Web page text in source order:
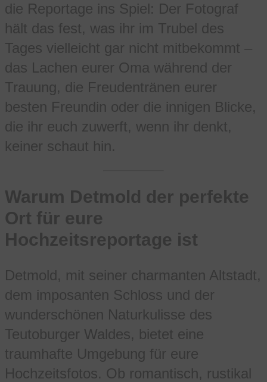
die Reportage ins Spiel: Der Fotograf
hält das fest, was ihr im Trubel des
Tages vielleicht gar nicht mitbekommt –
das Lachen eurer Oma während der
Trauung, die Freudentränen eurer
besten Freundin oder die innigen Blicke,
die ihr euch zuwerft, wenn ihr denkt,
keiner schaut hin.
Warum Detmold der perfekte
Ort für eure
Hochzeitsreportage ist
Detmold, mit seiner charmanten Altstadt,
dem imposanten Schloss und der
wunderschönen Naturkulisse des
Teutoburger Waldes, bietet eine
traumhafte Umgebung für eure
Hochzeitsfotos. Ob romantisch, rustikal